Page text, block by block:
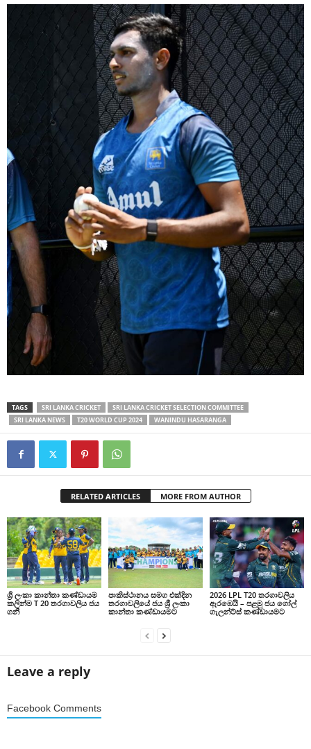
TAGS SRI LANKA CRICKET
SRI LANKA CRICKET SELECTION COMMITTEE
SRI LANKA NEWS
T20 WORLD CUP 2024 WANINDU HASARANGA
RELATED ARTICLES MORE FROM AUTHOR
ශ්‍රී ලංකා කාන්තා කණ්ඩායම
කලින්ම T 20 තරගාවලිය ජය
ගනී
පාකිස්ථානය සමග එක්දින
තරගාවලියේ ජය ශ්‍රී ලංකා
කාන්තා කණ්ඩායමට
2026 LPL T20 තරගාවලිය
ඇරඹෙයි – පළමු ජය ගෝල්
ගැලන්ට්ස් කණ්ඩායමට
Leave a reply
Facebook Comments